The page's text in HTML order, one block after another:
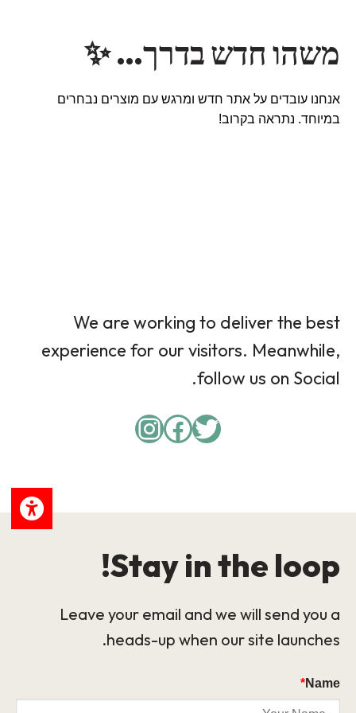
משהו חדש בדרך… ✨
אנחנו עובדים על אתר חדש ומרגש עם מוצרים נבחרים
במיוחד. נתראה בקרוב!
We are working to deliver the best
experience for our visitors. Meanwhile,
follow us on Social.
Twitter
Facebook
Instagram
Stay in the loop!
Leave your email and we will send you a
heads-up when our site launches.
Name
*